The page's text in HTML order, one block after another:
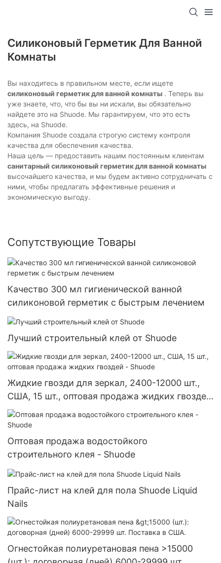
Силиконовый Герметик Для Ванной
Комнаты
Вы находитесь в правильном месте, если ищете
силиконовый герметик для ванной комнаты . Теперь вы
уже знаете, что, что бы вы ни искали, вы обязательно
найдете это на Shuode. Мы гарантируем, что это есть
здесь, на Shuode.
Компания Shuode создала строгую систему контроля
качества для обеспечения качества.
Наша цель — предоставить нашим постоянным клиентам
санитарный силиконовый герметик для ванной комнаты
высочайшего качества, и мы будем активно сотрудничать с
ними, чтобы предлагать эффективные решения и
экономическую выгоду.
Сопутствующие Товары
Качество 300 мл гигиенической ванной
силиконовой герметик с быстрым лечением
Лучший строительный клей от Shuode
Жидкие гвозди для зеркал, 2400-12000 шт.,
США, 15 шт., оптовая продажа жидких гвоздей
- Shuode
Оптовая продажа водостойкого
строительного клея - Shuode
Прайс-лист на клей для пола Shuode Liquid
Nails
Огнестойкая полиуретановая пена >15000